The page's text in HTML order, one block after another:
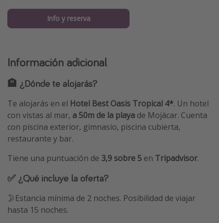
Info y reserva
Información adicional
🏨 ¿Dónde te alojarás?
Te alojarás en el Hotel Best Oasis Tropical 4*. Un hotel
con vistas al mar, a 50m de la playa de Mojácar. Cuenta
con piscina exterior, gimnasio, piscina cubierta,
restaurante y bar.
Tiene una puntuación de 3,9 sobre 5 en Tripadvisor.
✅ ¿Qué incluye la oferta?
🌛Estancia mínima de 2 noches. Posibilidad de viajar
hasta 15 noches.